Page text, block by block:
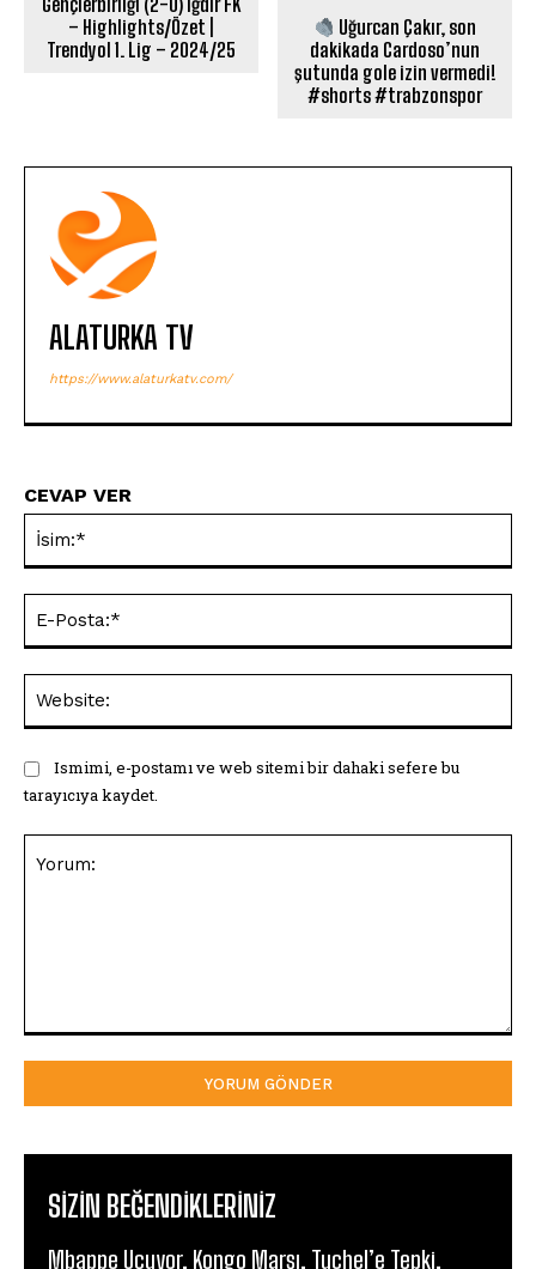
Gençlerbirliği (2-0) Iğdır FK
– Highlights/Özet |
Trendyol 1. Lig – 2024/25
Uğurcan Çakır, son
dakikada Cardoso’nun
şutunda gole izin vermedi!
#shorts #trabzonspor
ALATURKA TV
https://www.alaturkatv.com/
CEVAP VER
Ismimi, e-postamı ve web sitemi bir dahaki sefere bu
tarayıcıya kaydet.
SIZIN BEĞENDIKLERINIZ
Mbappe Uçuyor, Kongo Marşı, Tuchel’e Tepki,